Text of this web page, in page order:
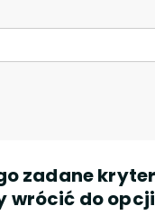
zadane
wrócić do